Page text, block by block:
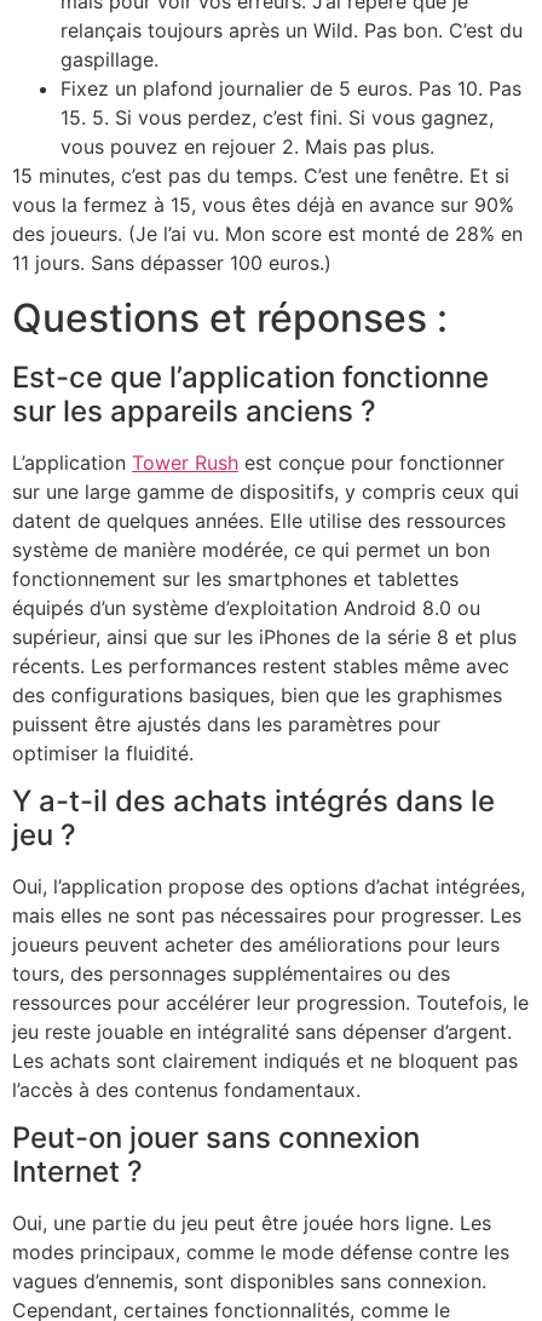
relançais toujours après un Wild. Pas bon. C’est du
gaspillage.
Fixez un plafond journalier de 5 euros. Pas 10. Pas
15. 5. Si vous perdez, c’est fini. Si vous gagnez,
vous pouvez en rejouer 2. Mais pas plus.
15 minutes, c’est pas du temps. C’est une fenêtre. Et si
vous la fermez à 15, vous êtes déjà en avance sur 90%
des joueurs. (Je l’ai vu. Mon score est monté de 28% en
11 jours. Sans dépasser 100 euros.)
Questions et réponses :
Est-ce que l’application fonctionne
sur les appareils anciens ?
L’application Tower Rush est conçue pour fonctionner
sur une large gamme de dispositifs, y compris ceux qui
datent de quelques années. Elle utilise des ressources
système de manière modérée, ce qui permet un bon
fonctionnement sur les smartphones et tablettes
équipés d’un système d’exploitation Android 8.0 ou
supérieur, ainsi que sur les iPhones de la série 8 et plus
récents. Les performances restent stables même avec
des configurations basiques, bien que les graphismes
puissent être ajustés dans les paramètres pour
optimiser la fluidité.
Y a-t-il des achats intégrés dans le
jeu ?
Oui, l’application propose des options d’achat intégrées,
mais elles ne sont pas nécessaires pour progresser. Les
joueurs peuvent acheter des améliorations pour leurs
tours, des personnages supplémentaires ou des
ressources pour accélérer leur progression. Toutefois, le
jeu reste jouable en intégralité sans dépenser d’argent.
Les achats sont clairement indiqués et ne bloquent pas
l’accès à des contenus fondamentaux.
Peut-on jouer sans connexion
Internet ?
Oui, une partie du jeu peut être jouée hors ligne. Les
modes principaux, comme le mode défense contre les
vagues d’ennemis, sont disponibles sans connexion.
Cependant, certaines fonctionnalités, comme le